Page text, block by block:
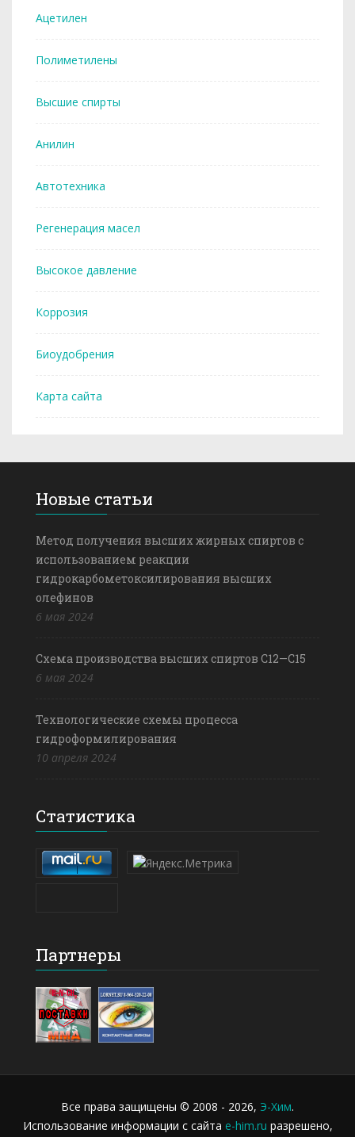
Ацетилен
Полиметилены
Высшие спирты
Анилин
Автотехника
Регенерация масел
Высокое давление
Коррозия
Биоудобрения
Карта сайта
Новые статьи
Метод получения высших жирных спиртов с
использованием реакции
гидрокарбометоксилирования высших
олефинов
6 мая 2024
Схема производства высших спиртов С12—С15
6 мая 2024
Технологические схемы процесса
гидроформилирования
10 апреля 2024
Статистика
Партнеры
Все права защищены © 2008 - 2026, Э-Хим.
Использование информации с сайта e-him.ru разрешено,